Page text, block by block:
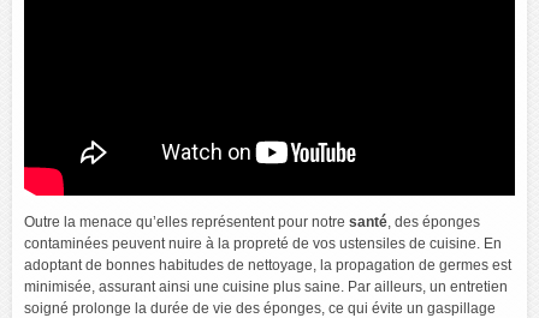
Outre la menace qu’elles représentent pour notre santé , des éponges
contaminées peuvent nuire à la propreté de vos ustensiles de cuisine. En
adoptant de bonnes habitudes de nettoyage, la propagation de germes est
minimisée, assurant ainsi une cuisine plus saine. Par ailleurs, un entretien
soigné prolonge la durée de vie des éponges, ce qui évite un gaspillage